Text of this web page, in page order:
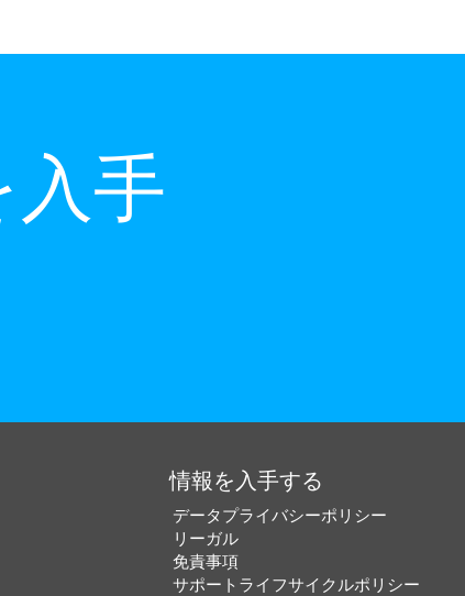
手
情報を入手する
データプライバシーポリシー
リーガル
免責事項
サポートライフサイクルポリシー